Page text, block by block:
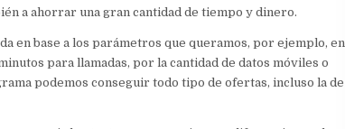
a ahorrar una gran cantidad de tiempo y dinero.
en base a los parámetros que queramos, por ejemplo, en
para llamadas, por la cantidad de datos móviles o
podemos conseguir todo tipo de ofertas, incluso la de